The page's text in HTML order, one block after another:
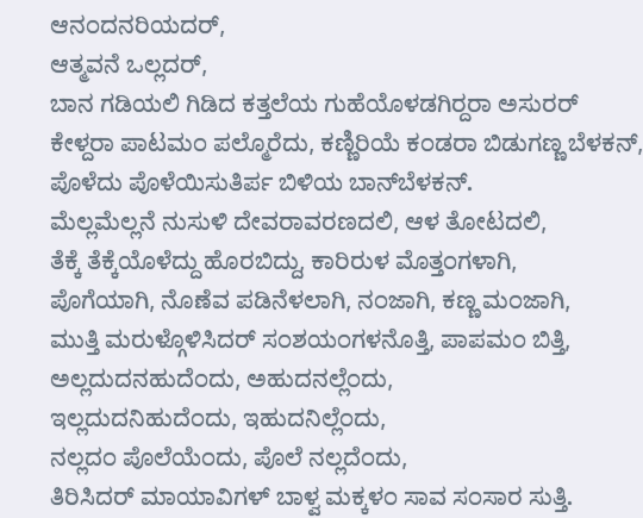
ಆನಂದನರಿಯದರ್‌,
ಆತ್ಮವನೆ ಒಲ್ಲದರ್,
ಬಾನ ಗಡಿಯಲಿ ಗಿಡಿದ ಕತ್ತಲೆಯ ಗುಹೆಯೊಳಡಗಿರ್‍ದರಾ ಅಸುರರ್
ಕೇಳ್ದರಾ ಪಾಟಮಂ ಪಲ್ಮೊರೆದು, ಕಣ್ಣಿರಿಯೆ ಕಂಡರಾ ಬಿಡುಗಣ್ಣ ಬೆಳಕನ್,
ಪೊಳೆದು ಪೊಳೆಯಿಸುತಿರ್ಪ ಬಿಳಿಯ ಬಾನ್‌ಬೆಳಕನ್.
ಮೆಲ್ಲಮೆಲ್ಲನೆ ನುಸುಳಿ ದೇವರಾವರಣದಲಿ, ಆಳ ತೋಟದಲಿ,
ತೆಕ್ಕೆ ತೆಕ್ಕೆಯೊಳೆದ್ದು ಹೊರಬಿದ್ದು, ಕಾರಿರುಳ ಮೊತ್ತಂಗಳಾಗಿ,
ಪೊಗೆಯಾಗಿ, ನೊಣೆವ ಪಡಿನೆಳಲಾಗಿ, ನಂಜಾಗಿ, ಕಣ್ಣ ಮಂಜಾಗಿ,
ಮುತ್ತಿ ಮರುಳ್ಗೊಳಿಸಿದ‌ರ್‌ ಸಂಶಯಂಗಳನೊತ್ತಿ, ಪಾಪಮಂ ಬಿತ್ತಿ,
ಅಲ್ಲದುದನಹುದೆಂದು, ಅಹುದನಲ್ಲೆಂದು,
ಇಲ್ಲದುದನಿಹುದೆಂದು, ಇಹುದನಿಲ್ಲೆಂದು,
ನಲ್ಲದಂ ಪೊಲೆಯೆಂದು, ಪೊಲೆ ನಲ್ಲದೆಂದು,
ತಿರಿಸಿದರ್ ಮಾಯಾವಿಗಳ್ ಬಾಳ್ವ ಮಕ್ಕಳಂ ಸಾವ ಸಂಸಾರ ಸುತ್ತಿ.